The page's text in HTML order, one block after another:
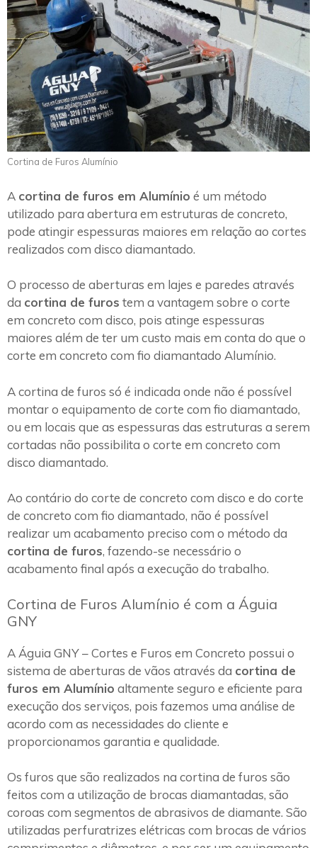
Cortina de Furos Alumínio
A cortina de furos em Alumínio é um método
utilizado para abertura em estruturas de concreto,
pode atingir espessuras maiores em relação ao cortes
realizados com disco diamantado.
O processo de aberturas em lajes e paredes através
da cortina de furos tem a vantagem sobre o corte
em concreto com disco, pois atinge espessuras
maiores além de ter um custo mais em conta do que o
corte em concreto com fio diamantado Alumínio.
A cortina de furos só é indicada onde não é possível
montar o equipamento de corte com fio diamantado,
ou em locais que as espessuras das estruturas a serem
cortadas não possibilita o corte em concreto com
disco diamantado.
Ao contário do corte de concreto com disco e do corte
de concreto com fio diamantado, não é possível
realizar um acabamento preciso com o método da
cortina de furos, fazendo-se necessário o
acabamento final após a execução do trabalho.
Cortina de Furos Alumínio é com a Águia
GNY
A Águia GNY – Cortes e Furos em Concreto possui o
sistema de aberturas de vãos através da cortina de
furos em Alumínio altamente seguro e eficiente para
execução dos serviços, pois fazemos uma análise de
acordo com as necessidades do cliente e
proporcionamos garantia e qualidade.
Os furos que são realizados na cortina de furos são
feitos com a utilização de brocas diamantadas, são
coroas com segmentos de abrasivos de diamante. São
utilizadas perfuratrizes elétricas com brocas de vários